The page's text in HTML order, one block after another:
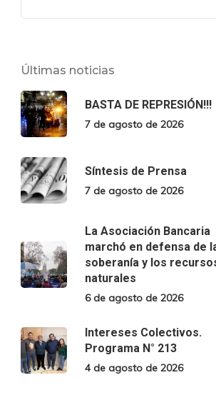
Últimas noticias
BASTA DE REPRESIÓN!!!
7 de agosto de 2026
Síntesis de Prensa
7 de agosto de 2026
La Asociación Bancaria
marchó en defensa de
soberanía y los
naturales
6 de agosto de 2026
Intereses Colectivos.
Programa N° 213
4 de agosto de 2026